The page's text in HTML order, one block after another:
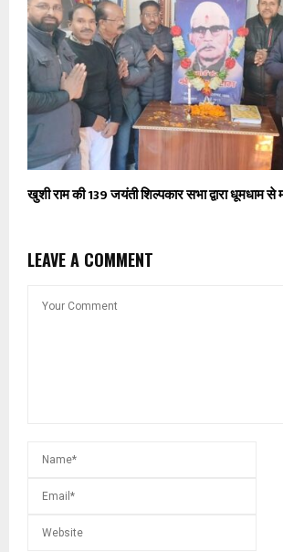
खुशी राम की 139 जयंती शिल्पकार सभा द्वारा धूमधाम से
LEAVE A COMMENT